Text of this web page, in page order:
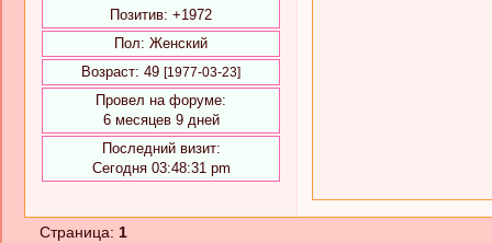
Позитив: +1972
Пол: Женский
Возраст: 49 [1977-03-23]
Провел на форуме:
6 месяцев 9 дней
Последний визит:
Сегодня 03:48:31 pm
Страница:1